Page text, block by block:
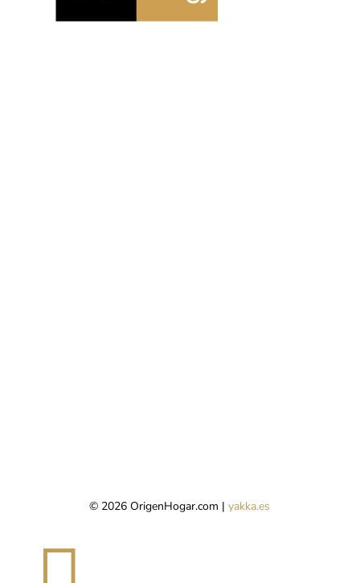
© 2026 OrigenHogar.com |yakka.es